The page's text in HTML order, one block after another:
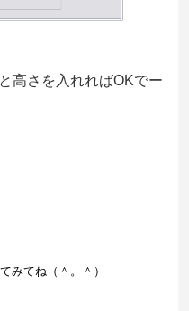
高さを入れればOKでー
みてね （＾。＾）